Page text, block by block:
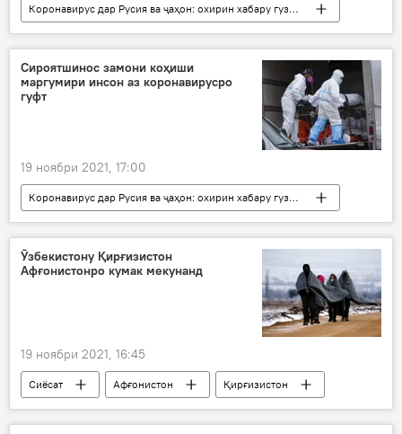
Коронавирус дар Русия ва ҷаҳон: охирин хабару гузоришҳо
ИМА
Илм ва фанноварӣ
Олимон
пайдоиш
ваксина коронавирус
Сироятшинос замони коҳиши
маргумири инсон аз коронавирусро
гуфт
19 ноябри 2021, 17:00
Коронавирус дар Русия ва ҷаҳон: охирин хабару гузоришҳо
Тандурустӣ
Дар Русия
коронавирус
Ӯзбекистону Қирғизистон
Афғонистонро кумак мекунанд
19 ноябри 2021, 16:45
Сиёсат Афғонистон
Қирғизистон
Ӯзбекистон
кӯмаки башардӯстона